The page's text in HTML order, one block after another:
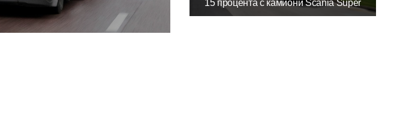
15 процента с камиони Scania Super